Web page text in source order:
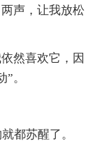
声，让我放松
然喜欢它，因
。
都苏醒了。